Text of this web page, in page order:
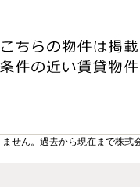
せん。過去から現在まで株式